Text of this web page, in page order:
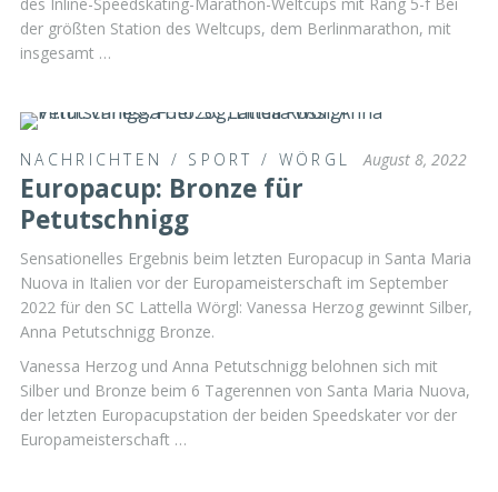
der größten Station des Weltcups, dem Berlinmarathon, mit
insgesamt …
NACHRICHTEN / SPORT / WÖRGL August 8, 2022
Europacup: Bronze für
Petutschnigg
Sensationelles Ergebnis beim letzten Europacup in Santa Maria
Nuova in Italien vor der Europameisterschaft im September
2022 für den SC Lattella Wörgl: Vanessa Herzog gewinnt Silber,
Anna Petutschnigg Bronze.
Vanessa Herzog und Anna Petutschnigg belohnen sich mit
Silber und Bronze beim 6 Tagerennen von Santa Maria Nuova,
der letzten Europacupstation der beiden Speedskater vor der
Europameisterschaft …